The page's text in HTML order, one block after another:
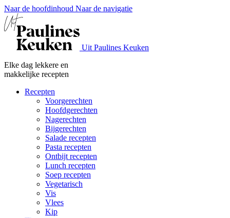
Naar de hoofdinhoud Naar de navigatie
Uit Paulines Keuken
Elke dag lekkere en
makkelijke recepten
Recepten
Voorgerechten
Hoofdgerechten
Nagerechten
Bijgerechten
Salade recepten
Pasta recepten
Ontbijt recepten
Lunch recepten
Soep recepten
Vegetarisch
Vis
Vlees
Kip